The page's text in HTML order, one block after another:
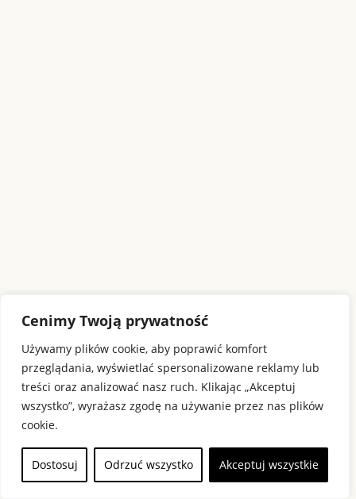
Cenimy Twoją prywatność
Używamy plików cookie, aby poprawić komfort
przeglądania, wyświetlać spersonalizowane reklamy lub
treści oraz analizować nasz ruch. Klikając „Akceptuj
wszystko”, wyrażasz zgodę na używanie przez nas plików
cookie.
Dostosuj Odrzuć wszystko Akceptuj wszystkie